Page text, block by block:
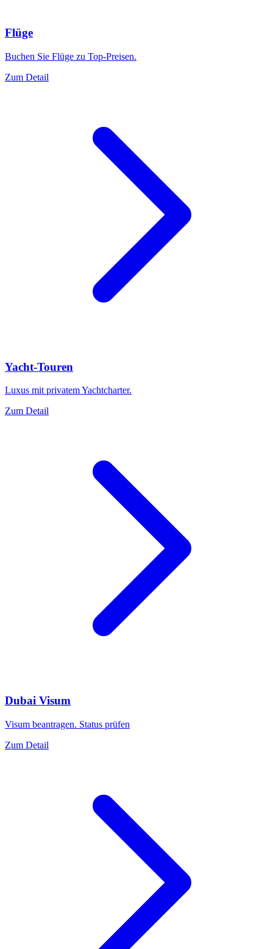
Flüge
Buchen Sie Flüge zu Top-Preisen.
Zum Detail
Yacht-Touren
Luxus mit privatem Yachtcharter.
Zum Detail
Dubai Visum
Visum beantragen. Status prüfen
Zum Detail